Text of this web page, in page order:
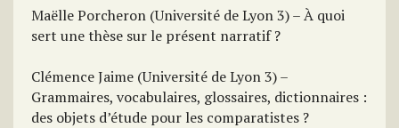
Maëlle Porcheron (Université de Lyon 3) – À quoi
sert une thèse sur le présent narratif ?
Clémence Jaime (Université de Lyon 3) –
Grammaires, vocabulaires, glossaires, dictionnaires :
des objets d’étude pour les comparatistes ?